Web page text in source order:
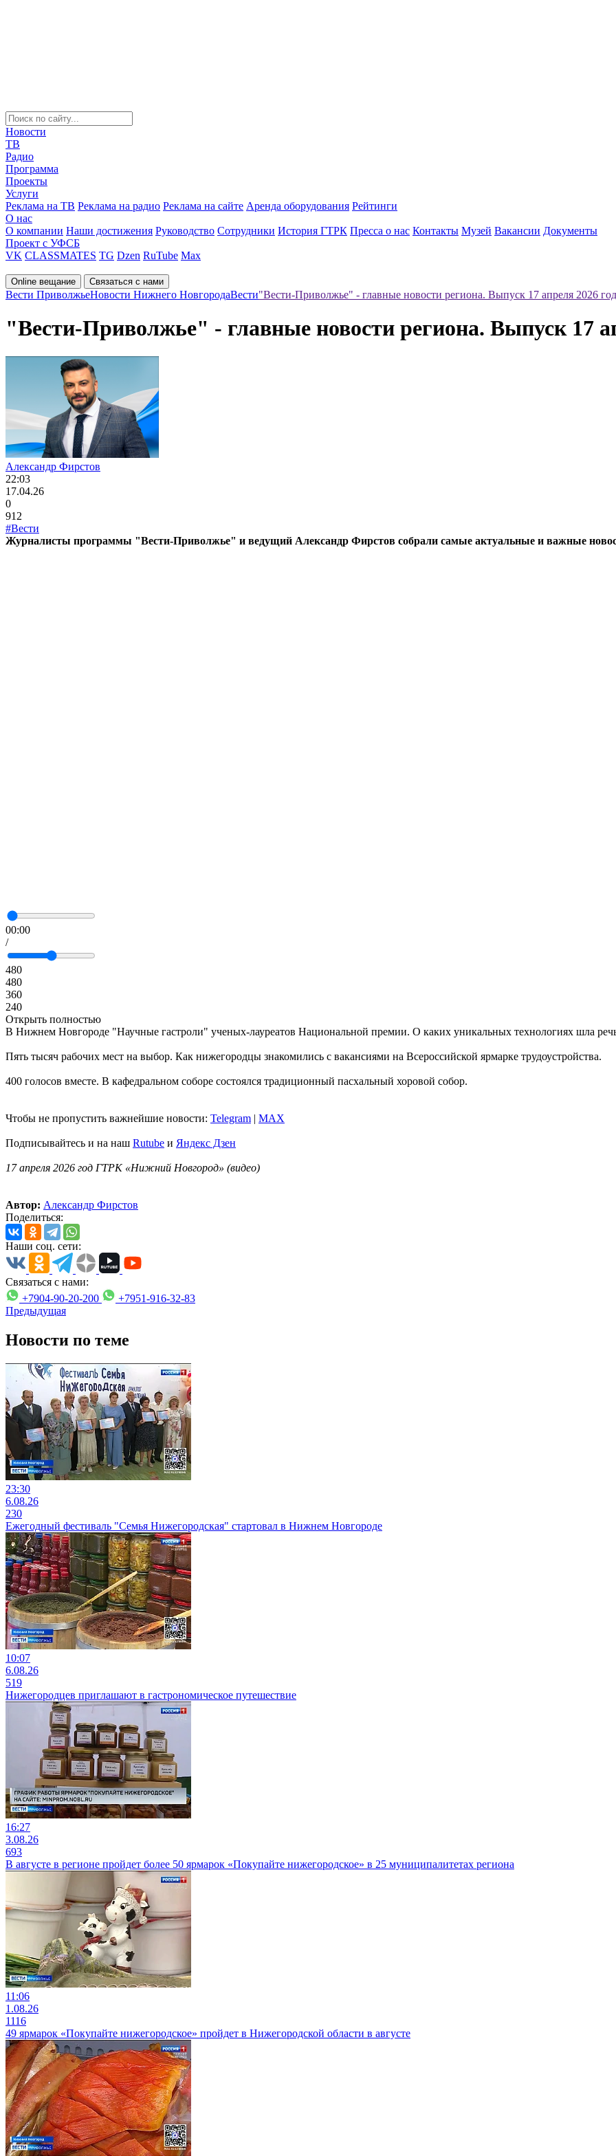
Новости
ТВ
Радио
Программа
Проекты
Услуги
Реклама на ТВ Реклама на радио Реклама на сайте Аренда оборудования Рейтинги
О нас
О компании Наши достижения Руководство Сотрудники История ГТРК Пресса о нас Контакты Музей Вакансии Документы
Проект с УФСБ
VK CLASSMATES TG Dzen RuTube Max
Online вещание Связаться с нами
Вести ПриволжьеНовости Нижнего НовгородаВести"Вести-Приволжье" - главные новости региона. Выпуск 17 апреля 2026
"Вести-Приволжье" - главные новости региона. Выпуск 17
Александр Фирстов
22:03
17.04.26
0
912
#Вести
Журналисты программы "Вести-Приволжье" и ведущий Александр Фирстов собрали самые актуальные и важные
00:00
/
480
480
360
240
Открыть полностью
В Нижнем Новгороде "Научные гастроли" ученых-лауреатов Национальной премии. О каких уникальных технологиях шла
Пять тысяч рабочих мест на выбор. Как нижегородцы знакомились с вакансиями на Всероссийской ярмарке трудоустройства.
400 голосов вместе. В кафедральном соборе состоялся традиционный пасхальный хоровой собор.
Чтобы не пропустить важнейшие новости: Telegram | MAX
Подписывайтесь и на наш Rutube и Яндекс Дзен
17 апреля 2026 год ГТРК «Нижний Новгород» (видео)
Автор: Александр Фирстов
Поделиться:
Наши соц. сети:
Связаться с нами:
+7904-90-20-200
+7951-916-32-83
Предыдущая
Новости по теме
23:30
6.08.26
230
Ежегодный фестиваль "Семья Нижегородская" стартовал в Нижнем Новгороде
10:07
6.08.26
519
Нижегородцев приглашают в гастрономическое путешествие
16:27
3.08.26
693
В августе в регионе пройдет более 50 ярмарок «Покупайте нижегородское» в 25 муниципалитетах региона
11:06
1.08.26
1116
49 ярмарок «Покупайте нижегородское» пройдет в Нижегородской области в августе